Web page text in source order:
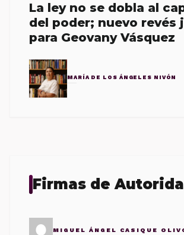
La ley no se dobla al
del poder; nuevo revés
para Geovany Vásquez
MARÍA DE LOS ÁNGELES NIVÓN
Firmas de
MIGUEL ÁNGEL CASIQUE